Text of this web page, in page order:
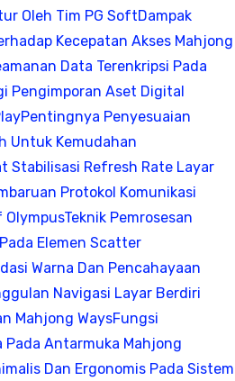
Oleh Tim PG SoftDampak
Kecepatan Akses Mahjong
Data Terenkripsi Pada
Pengimporan Aset Digital
Pentingnya Penyesuaian
Untuk Kemudahan
Stabilisasi Refresh Rate Layar
Protokol Komunikasi
OlympusTeknik Pemrosesan
Elemen Scatter
Warna Dan Pencahayaan
Navigasi Layar Berdiri
Mahjong WaysFungsi
Pada Antarmuka Mahjong
Dan Ergonomis Pada Sistem